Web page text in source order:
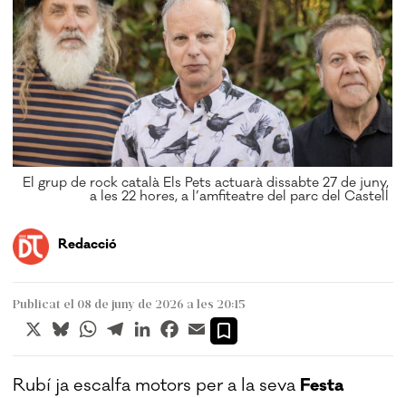
El grup de rock català Els Pets actuarà dissabte 27 de juny,
a les 22 hores, a l’amfiteatre del parc del Castell
Redacció
Publicat el 08 de juny de 2026 a les 20:15
X BlueskyWhatsApp
TelegramLinkedInFacebook
Email
Rubí ja escalfa motors per a la seva Festa